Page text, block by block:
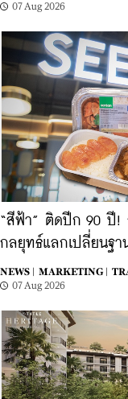
07 Aug 2026
“สีฟ้า” ติดปีก 90 ปี!
กลยุทธ์แลกเปลี่ยนฐ
NEWS | MARKETING |
07 Aug 2026